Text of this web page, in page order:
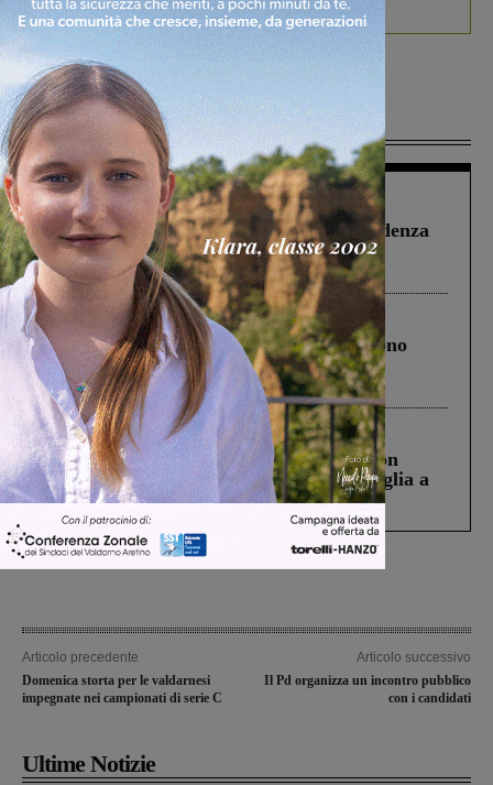
Più lette
Figline Incisa Valdarno 1 Agosto 2026
Piscina di Figline finanziata oltre la scadenza
Pnrr, il gruppo di Fratelli d’Italia: “Un
ringraziamento al Governo”
Cronaca 4 Agosto 2026
Un anno fa la strage in A1 in cui morirono
Gianni, Giulia e Franco. Lo schianto, il
processo, lo stop ai sorpassi fra tir....
Cronaca 3 Agosto 2026
Scomparso da una struttura di Castiglion
Fiorentino l’uomo che aveva ucciso la figlia a
Levane nel 2020
Articolo precedente
Domenica storta per le valdarnesi
impegnate nei campionati di serie C
Articolo successivo
Il Pd organizza un incontro pubblico
con i candidati
Ultime Notizie